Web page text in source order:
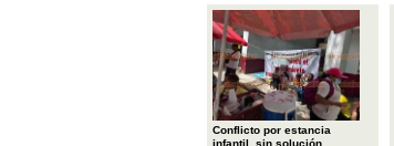
Conflicto por estancia